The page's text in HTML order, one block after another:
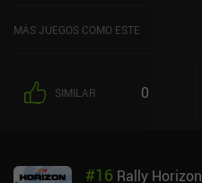
MÁS JUEGOS COMO ESTE
SIMILAR 0
#16 Rally Horizon